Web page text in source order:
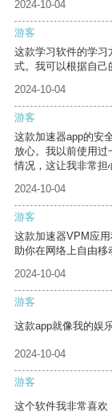
2024-10-04
游客
这款学习软件的学习
式。我可以根据自己
2024-10-04
游客
这款加速器app的安
放心。我以前使用过
情况，这让我非常担
2024-10-04
游客
这款加速器VPM应
助你在网络上自由移
2024-10-04
游客
这款app就像我的娱
2024-10-04
游客
这个软件我非常喜欢